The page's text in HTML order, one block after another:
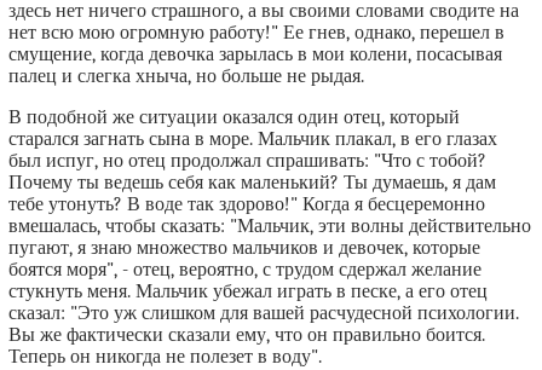
здесь нет ничего страшного, а вы своими словами сводите на
нет всю мою огромную работу!" Ее гнев, однако, перешел в
смущение, когда девочка зарылась в мои колени, посасывая
палец и слегка хныча, но больше не рыдая.
В подобной же ситуации оказался один отец, который
старался загнать сына в море. Мальчик плакал, в его глазах
был испуг, но отец продолжал спрашивать: "Что с тобой?
Почему ты ведешь себя как маленький? Ты думаешь, я дам
тебе утонуть? В воде так здорово!" Когда я бесцеремонно
вмешалась, чтобы сказать: "Мальчик, эти волны действительно
пугают, я знаю множество мальчиков и девочек, которые
боятся моря", - отец, вероятно, с трудом сдержал желание
стукнуть меня. Мальчик убежал играть в песке, а его отец
сказал: "Это уж слишком для вашей расчудесной психологии.
Вы же фактически сказали ему, что он правильно боится.
Теперь он никогда не полезет в воду".